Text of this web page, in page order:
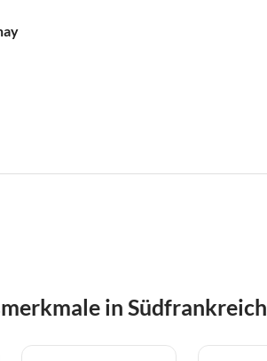
in Südfrankreich